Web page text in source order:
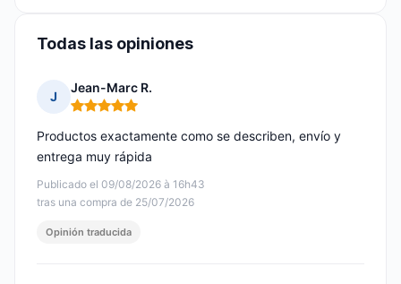
Todas las opiniones
J
Jean-Marc R.
Nota: 5 de 5
Publicado el 09/08/2026 à 16h43
tras una compra de 25/07/2026
Productos exactamente como se describen, envío y
entrega muy rápida
Opinión traducida